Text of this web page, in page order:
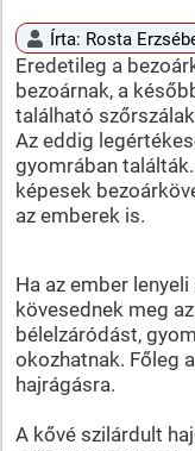
Írta: Rosta
Eredetileg a
bezoárnak, a
található
Az eddig
gyomrában
képesek
az emberek is.
Ha az ember
kövesednek meg
bélelzáródást,
okozhatnak. Főleg
hajrágásra.
A kővé szilárdult